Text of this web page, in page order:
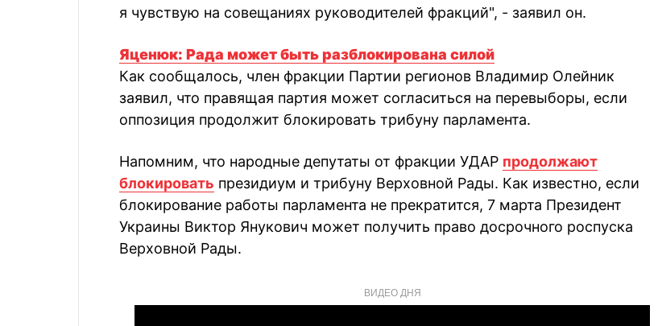
я чувствую на совещаниях руководителей фракций", - заявил он.
Яценюк: Рада может быть разблокирована силой
Как сообщалось, член фракции Партии регионов Владимир Олейник
заявил, что правящая партия может согласиться на перевыборы, если
оппозиция продолжит блокировать трибуну парламента.
Напомним, что народные депутаты от фракции УДАР продолжают
блокировать президиум и трибуну Верховной Рады. Как известно, если
блокирование работы парламента не прекратится, 7 марта Президент
Украины Виктор Янукович может получить право досрочного роспуска
Верховной Рады.
ВИДЕО ДНЯ